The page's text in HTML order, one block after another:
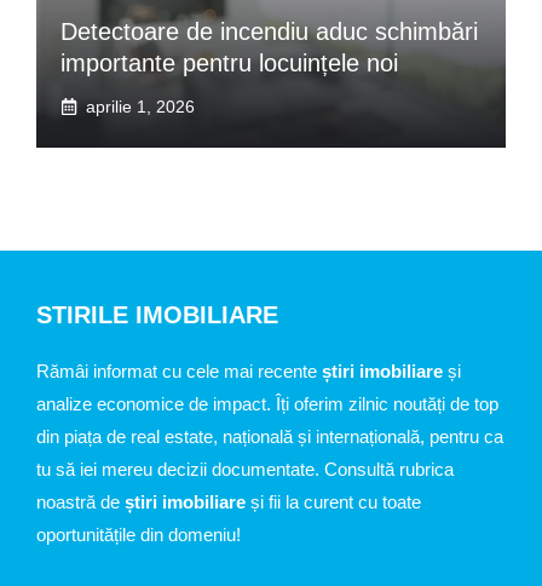
Detectoare de incendiu aduc schimbări
importante pentru locuințele noi
aprilie 1, 2026
STIRILE IMOBILIARE
Rămâi informat cu cele mai recente știri imobiliare și
analize economice de impact. Îți oferim zilnic noutăți de top
din piața de real estate, națională și internațională, pentru ca
tu să iei mereu decizii documentate. Consultă rubrica
noastră de știri imobiliare și fii la curent cu toate
oportunitățile din domeniu!